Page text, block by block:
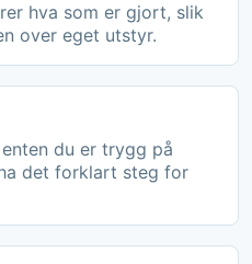
hva som er gjort, slik
over eget utstyr.
du er trygg på
det forklart steg for